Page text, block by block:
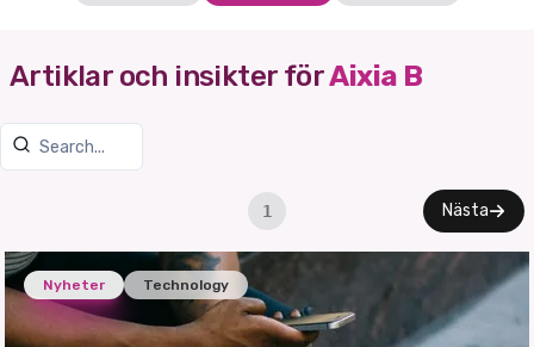
Artiklar och insikter förAixia B
1 Nästa
Nyheter Technology